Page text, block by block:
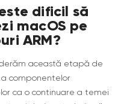
dificil să
macOS pe
ARM?
această etapă de
componentelor
ca o continuare a temei